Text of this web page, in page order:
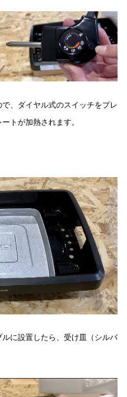
、ダイヤル式のスイッチをプレ
トが加熱されます。
に設置したら、受け皿（シルバ